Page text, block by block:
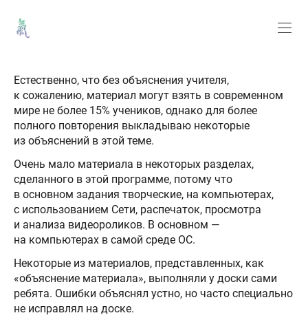
Естественно, что без объяснения учителя,
к сожалению, материал могут взять в современном
мире не более 15% учеников, однако для более
полного повторения выкладываю некоторые
из объяснений в этой теме.
Очень мало материала в некоторых разделах,
сделанного в этой программе, потому что
в основном задания творческие, на компьютерах,
с использованием Сети, распечаток, просмотра
и анализа видеороликов. В основном —
на компьютерах в самой среде ОС.
Некоторые из материалов, представленных, как
«объяснение материала», выполняли у доски сами
ребята. Ошибки объяснял устно, но часто специально
не исправлял на доске.